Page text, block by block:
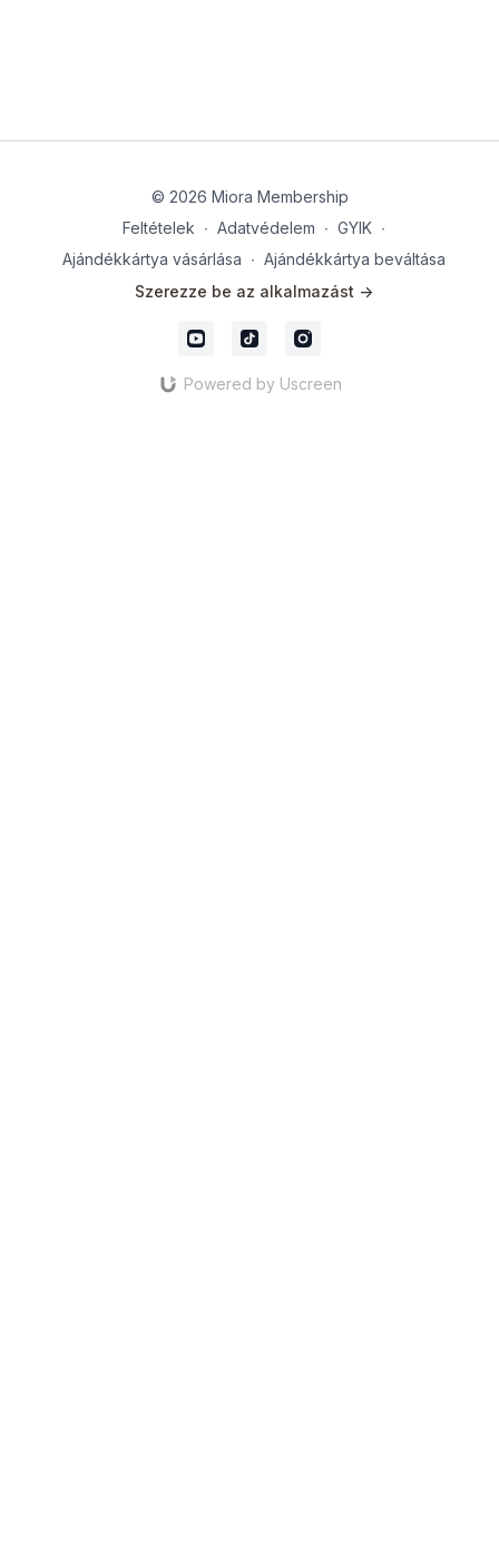
© 2026 Miora Membership
Feltételek ∙ Adatvédelem ∙ GYIK ∙
Ajándékkártya vásárlása ∙ Ajándékkártya beváltása
Szerezze be az alkalmazást ->
Powered by Uscreen